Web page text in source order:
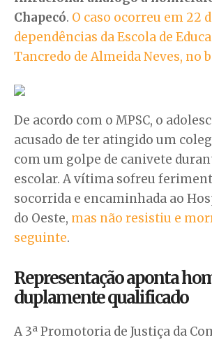
Chapecó. O caso ocorreu em 22
dependências da Escola de
Tancredo de Almeida Neves, no
De acordo com o MPSC, o
acusado de ter atingido um
com um golpe de canivete
escolar. A vítima sofreu
socorrida e encaminhada ao
do Oeste, mas não resistiu e
seguinte.
Representação aponta
duplamente qualificado
A 3ª Promotoria de Justiça da